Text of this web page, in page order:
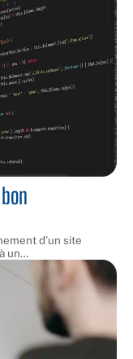
d’un site
un…